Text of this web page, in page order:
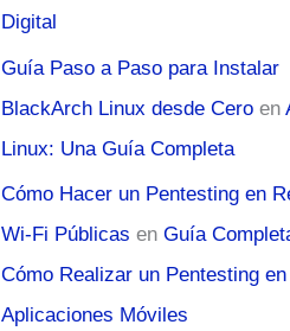
Digital
Guía Paso a Paso para Instalar
BlackArch Linux desde Cero en
Linux: Una Guía Completa
Cómo Hacer un Pentesting en
Wi-Fi Públicas en Guía
Cómo Realizar un Pentesting en
Aplicaciones Móviles